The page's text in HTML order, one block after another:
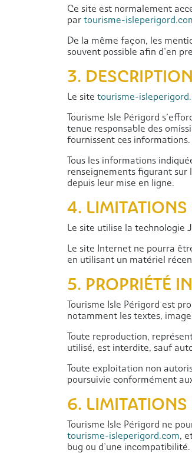
Ce site est normalement
par tourisme-
De la même façon, les
souvent possible afin d’en
3.
Le site tourisme-
Tourisme Isle Périgord
tenue responsable des
fournissent ces informations.
Tous les informations
renseignements figurant sur
depuis leur mise en ligne.
4. LIMITATIONS
Le site utilise la technologie
Le site Internet ne pourra
en utilisant un matériel
5. PROPRIÉTÉ
Tourisme Isle Périgord est
notamment les textes,
Toute reproduction,
utilisé, est interdite, sauf
Toute exploitation non
poursuivie conformément
6. LIMITATIONS
Tourisme Isle Périgord ne
tourisme-isleperigord.com,
bug ou d’une incompatibilité.